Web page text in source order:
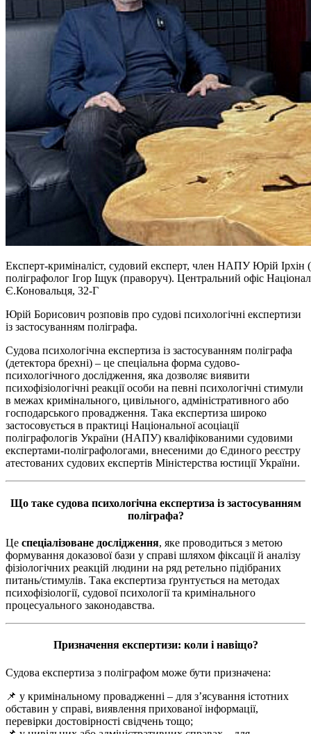
Експерт-криміналіст, судовий експерт, член НАПУ Юрій
поліграфолог Ігор Іщук (праворуч). Центральний офіс
Є.Коновальця, 32-Г
Юрій Борисович розповів про судові психологічні експертизи
із застосуванням поліграфа.
Судова психологічна експертиза із застосуванням поліграфа
(детектора брехні) – це спеціальна форма судово-
психологічного дослідження, яка дозволяє виявити
психофізіологічні реакції особи на певні психологічні стимули
в межах кримінального, цивільного, адміністративного або
господарського провадження. Така експертиза широко
застосовується в практиці Національної асоціації
поліграфологів України (НАПУ) кваліфікованими судовими
експертами-поліграфологами, внесеними до Єдиного реєстру
атестованих судових експертів Міністерства юстиції України.
Що таке судова психологічна експертиза із застосуванням
поліграфа?
Це спеціалізоване дослідження, яке проводиться з метою
формування доказової бази у справі шляхом фіксації й аналізу
фізіологічних реакцій людини на ряд ретельно підібраних
питань/стимулів. Така експертиза ґрунтується на методах
психофізіології, судової психології та кримінального
процесуального законодавства.
Призначення експертизи: коли і навіщо?
Судова експертиза з поліграфом може бути призначена:
📌 у кримінальному провадженні – для з’ясування істотних
обставин у справі, виявлення прихованої інформації,
перевірки достовірності свідчень тощо;